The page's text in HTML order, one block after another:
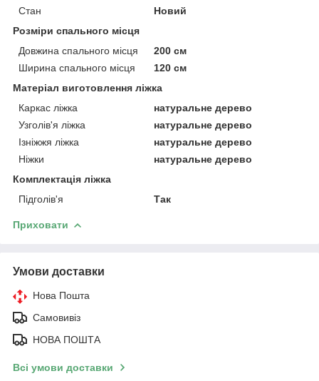
Стан
Новий
Розміри спального місця
Довжина спального місця
200 см
Ширина спального місця
120 см
Матеріал виготовлення ліжка
Каркас ліжка
натуральне дерево
Узголів'я ліжка
натуральне дерево
Ізніжжя ліжка
натуральне дерево
Ніжки
натуральне дерево
Комплектація ліжка
Підголів'я
Так
Приховати
Умови доставки
Нова Пошта
Самовивіз
НОВА ПОШТА
Всі умови доставки